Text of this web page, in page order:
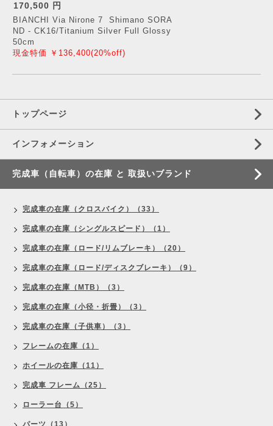
170,500 円
BIANCHI Via Nirone 7 Shimano SORA
ND - CK16/Titanium Silver Full Glossy
50cm
現金特価 ￥136,400(20%off)
トップページ
インフォメーション
完成車（自転車）の在庫 と 取扱いブランド
完成車の在庫（クロスバイク）（33）
完成車の在庫（シングルスピード）（1）
完成車の在庫（ロード/リムブレーキ）（20）
完成車の在庫（ロード/ディスクブレーキ）（9）
完成車の在庫（MTB）（3）
完成車の在庫（小径・折畳）（3）
完成車の在庫（子供車）（3）
フレームの在庫（1）
ホイールの在庫（11）
完成車 フレーム（25）
ローラー台（5）
パーツ（13）